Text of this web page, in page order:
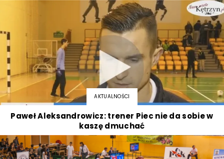
AKTUALNOŚCI
Paweł Aleksandrowicz: trener Piec nie da sobie w
kaszę dmuchać